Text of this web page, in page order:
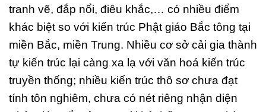
tranh vẽ, đắp nổi, điêu khắc,… có nhiều điểm
khác biệt so với kiến trúc Phật giáo Bắc tông tại
miền Bắc, miền Trung. Nhiều cơ sở cải gia thành
tự kiến trúc lại càng xa lạ với văn hoá kiến trúc
truyền thống; nhiều kiến trúc thô sơ chưa đạt
tính tôn nghiêm, chưa có nét riêng nhận diện